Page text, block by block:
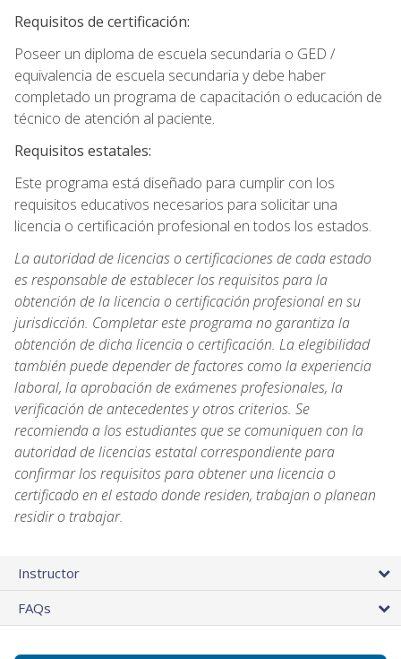
Requisitos de certificación:
Poseer un diploma de escuela secundaria o GED /
equivalencia de escuela secundaria y debe haber
completado un programa de capacitación o educación de
técnico de atención al paciente.
Requisitos estatales:
Este programa está diseñado para cumplir con los
requisitos educativos necesarios para solicitar una
licencia o certificación profesional en todos los estados.
La autoridad de licencias o certificaciones de cada estado
es responsable de establecer los requisitos para la
obtención de la licencia o certificación profesional en su
jurisdicción. Completar este programa no garantiza la
obtención de dicha licencia o certificación. La elegibilidad
también puede depender de factores como la experiencia
laboral, la aprobación de exámenes profesionales, la
verificación de antecedentes y otros criterios. Se
recomienda a los estudiantes que se comuniquen con la
autoridad de licencias estatal correspondiente para
confirmar los requisitos para obtener una licencia o
certificado en el estado donde residen, trabajan o planean
residir o trabajar.
Instructor
FAQs